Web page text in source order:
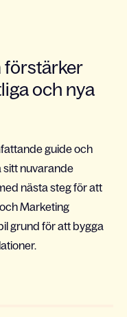
förstärker
och nya
guide och
sitt nuvarande
nästa steg för att
Marketing
grund för att bygga